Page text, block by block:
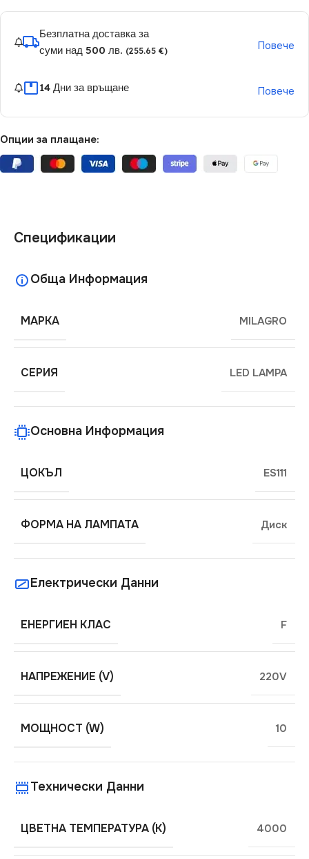
Безплатна доставка за
суми над 500 лв. (255.65 €) Повече
14 Дни за връщане Повече
Опции за плащане:
Спецификации
Обща Информация
МАРКА MILAGRO
СЕРИЯ LED LAMPA
Основна Информация
ЦОКЪЛ ES111
ФОРМА НА ЛАМПАТА Диск
Електрически Данни
ЕНЕРГИЕН КЛАС F
НАПРЕЖЕНИЕ (V) 220V
МОЩНОСТ (W) 10
Технически Данни
ЦВЕТНА ТЕМПЕРАТУРА (K) 4000